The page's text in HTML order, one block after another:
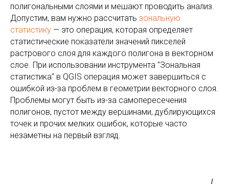
полигональными слоями и мешают проводить анализ.
Допустим, вам нужно рассчитать зональную
статистику — это операция, которая определяет
статистические показатели значений пикселей
растрового слоя для каждого полигона в векторном
слое. При использовании инструмента "Зональная
статистика" в QGIS операция может завершиться с
ошибкой из-за проблем в геометрии векторного слоя.
Проблемы могут быть из-за самопересечения
полигонов, пустот между вершинами, дублирующихся
точек и прочих мелких ошибок, которые часто
незаметны на первый взгляд.